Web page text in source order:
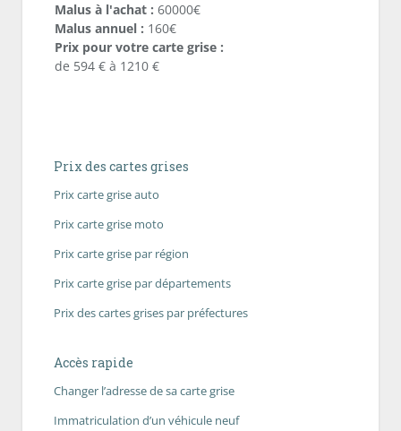
Malus à l'achat : 60000€
Malus annuel : 160€
Prix pour votre carte grise :
de 594 € à 1210 €
Prix des cartes grises
Prix carte grise auto
Prix carte grise moto
Prix carte grise par région
Prix carte grise par départements
Prix des cartes grises par préfectures
Accès rapide
Changer l’adresse de sa carte grise
Immatriculation d’un véhicule neuf